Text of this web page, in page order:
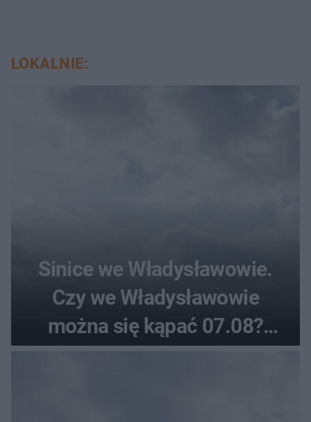
LOKALNIE:
Sinice we Władysławowie.
Czy we Władysławowie
można się kąpać 07.08?